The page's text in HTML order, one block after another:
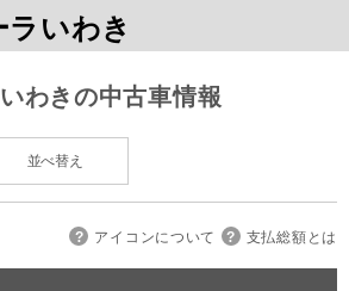
ラいわき
わきの中古車情報
並べ替え
アイコンについて 支払総額とは